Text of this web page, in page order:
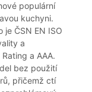
populární
kuchyni.
ČSN EN ISO
a
a AAA.
bez použití
přičemž ctí